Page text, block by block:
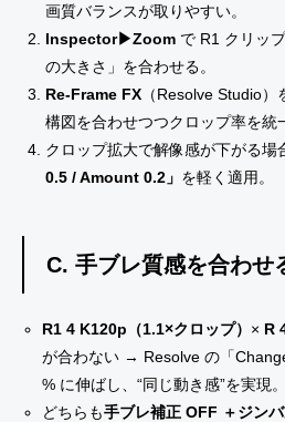
画質バランスが取りやすい。
Inspector▶Zoom で R1 クリッ
の大きさ」を合わせる。
Re-Frame FX （Resolve Studio
構図を合わせつつクロップ率を統
クロップ拡大で解像感が下がる場
0.5 / Amount 0.2」 を軽く適用。
C. 手ブレ質感を合わせ
R1 4 K120p（1.1×クロップ） × R
が合わない → Resolve の「
% に伸ばし、“同じ動き感”を実現。
どちらも手ブレ補正 OFF ＋ジン